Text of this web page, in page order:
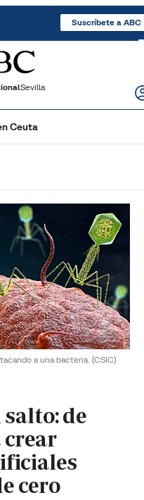
Suscríbete a ABC
Sevilla
Ceuta
a una bacteria. (CSIC)
de
crear
cero